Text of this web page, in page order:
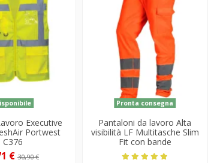
Executive
Portwest
C376
€ 30,90 €
Pronta consegna
Pantaloni da lavoro Alta
visibilità LF Multitasche Slim
Fit con bande